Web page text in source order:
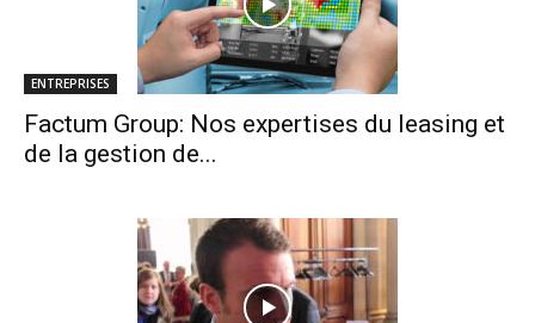
ENTREPRISES
Factum Group: Nos expertises du leasing et
de la gestion de...